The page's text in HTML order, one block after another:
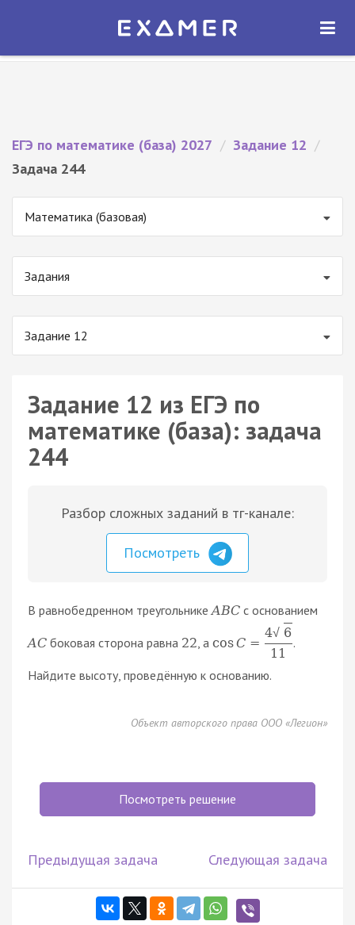
Экзамер — ЕГЭ 2027
ОТКРЫТЬ
ЕГЭ по математике (база) 2027 / Задание 12 /
Задача 244
Математика (базовая)
Задания
Задание 12
Задание 12 из ЕГЭ по
математике (база): задача
244
Разбор сложных заданий в тг-канале:
Посмотреть
В равнобедренном треугольнике ABC с основанием
AC боковая сторона равна 22 , а cosC =
4√ 6
11
.
Найдите высоту, проведённую к основанию.
Объект авторского права ООО «Легион»
Посмотреть решение
Предыдущая задача Следующая задача